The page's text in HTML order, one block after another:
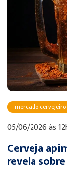
mercado cervejeiro
05/06/2026 às
Cerveja
revela